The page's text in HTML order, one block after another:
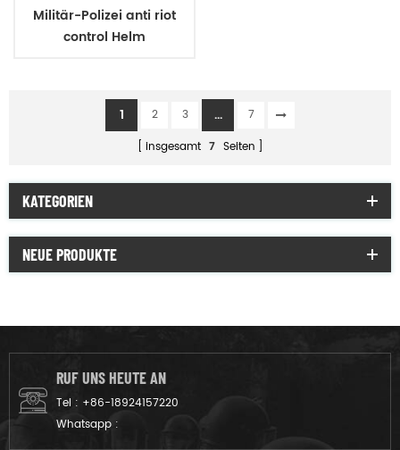
Militär-Polizei anti riot
control Helm
1 2 3 ...
7
insgesamt 7 Seiten
KATEGORIEN
NEUE PRODUKTE
RUF UNS HEUTE AN
Tel : +86-18924157220
Whatsapp :